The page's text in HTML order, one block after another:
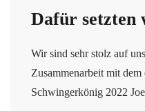
Dafür setzten
Wir sind sehr stolz auf
Zusammenarbeit mit dem
Schwingerkönig 2022